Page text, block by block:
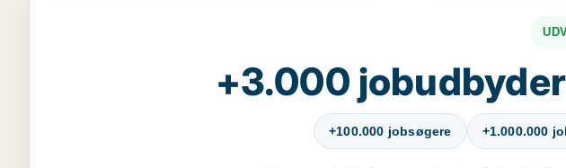
+3.000
+100.000 jobsøgere +1.000.000